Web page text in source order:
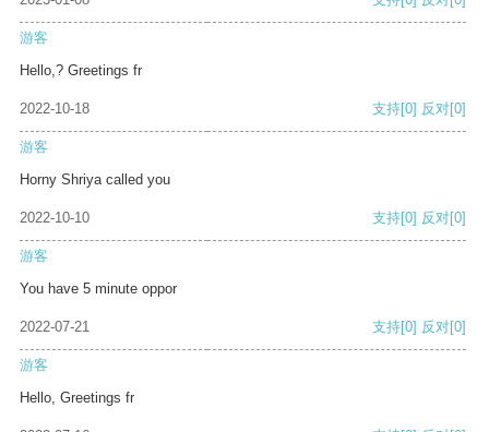
游客
Hello,? Greetings fr
2022-10-18 支持[0] 反对[0]
游客
Horny Shriya called you
2022-10-10 支持[0] 反对[0]
游客
You have 5 minute oppor
2022-07-21 支持[0] 反对[0]
游客
Hello, Greetings fr